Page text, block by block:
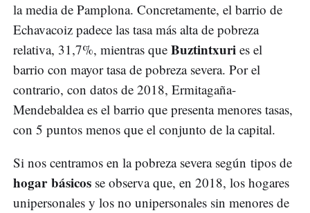
la media de Pamplona. Concretamente, el barrio de
Echavacoiz padece las tasa más alta de pobreza
relativa, 31,7%, mientras que Buztintxuri es el
barrio con mayor tasa de pobreza severa. Por el
contrario, con datos de 2018, Ermitagaña-
Mendebaldea es el barrio que presenta menores tasas,
con 5 puntos menos que el conjunto de la capital.
Si nos centramos en la pobreza severa según tipos de
hogar básicos se observa que, en 2018, los hogares
unipersonales y los no unipersonales sin menores de